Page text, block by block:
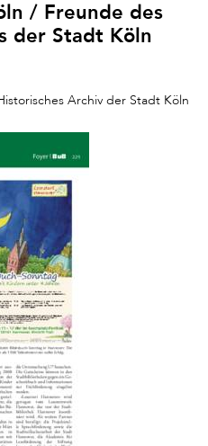
/ Freunde des
der Stadt Köln
Archiv der Stadt Köln